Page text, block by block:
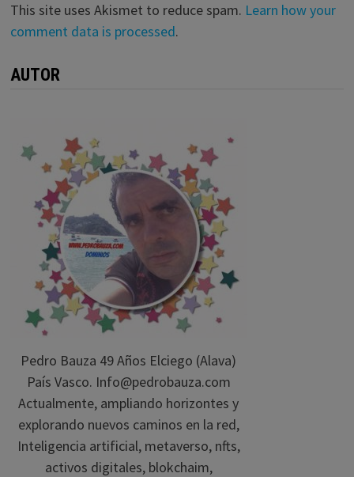
This site uses Akismet to reduce spam. Learn how your
comment data is processed.
AUTOR
Pedro Bauza 49 Años Elciego (Alava)
País Vasco. Info@pedrobauza.com
Actualmente, ampliando horizontes y
explorando nuevos caminos en la red,
Inteligencia artificial, metaverso, nfts,
activos digitales, blokchaim,